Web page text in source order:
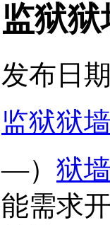
监狱
发布日
监狱狱
—） 狱
能需求